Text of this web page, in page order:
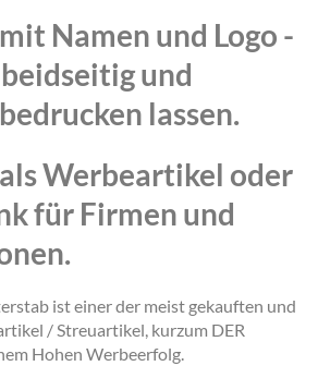
Namen und Logo -
und
lassen.
Werbeartikel oder
für Firmen und
ist einer der meist gekauften und
/ Streuartikel, kurzum DER
Hohen Werbeerfolg.